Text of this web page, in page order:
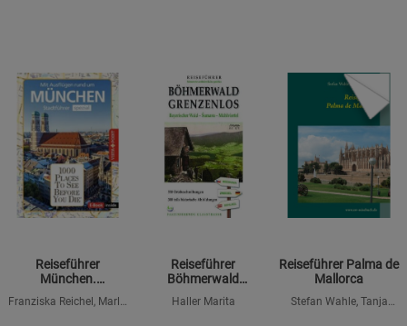
Reiseführer
München.
E-Book.
Franziska Reichel, Marlis
Reiseführer
Böhmerwald
Haller Marita
Reiseführer Palma de
Mallorca
Stefan Wahle, Tanja